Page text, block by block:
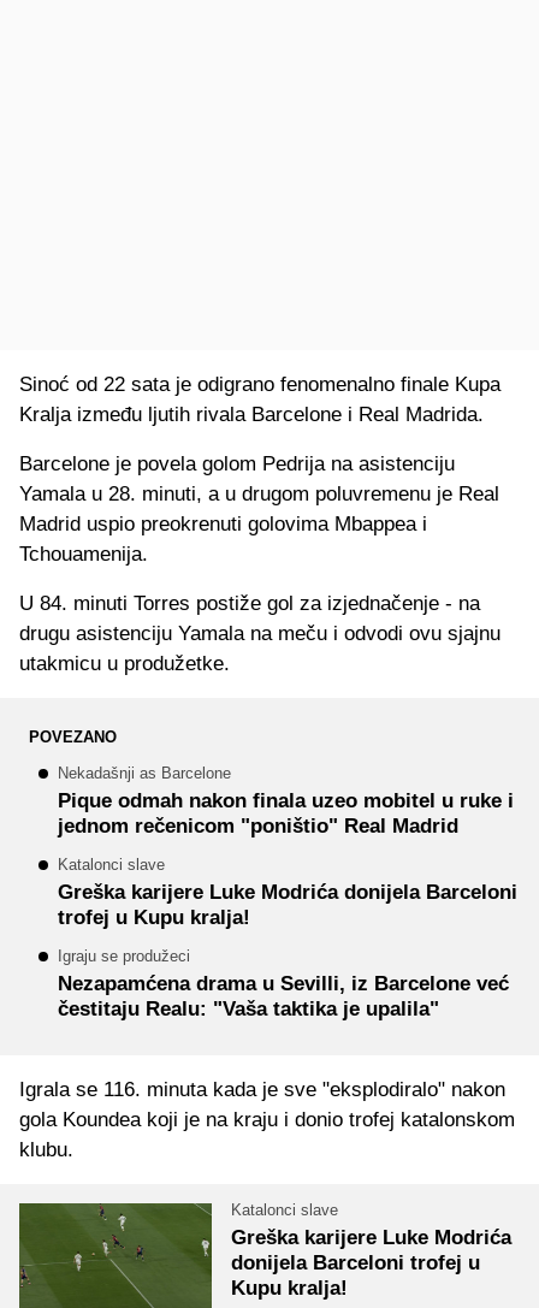
Sinoć od 22 sata je odigrano fenomenalno finale Kupa
Kralja između ljutih rivala Barcelone i Real Madrida.
Barcelone je povela golom Pedrija na asistenciju
Yamala u 28. minuti, a u drugom poluvremenu je Real
Madrid uspio preokrenuti golovima Mbappea i
Tchouamenija.
U 84. minuti Torres postiže gol za izjednačenje - na
drugu asistenciju Yamala na meču i odvodi ovu sjajnu
utakmicu u produžetke.
POVEZANO
Nekadašnji as Barcelone
Pique odmah nakon finala uzeo mobitel u ruke i
jednom rečenicom "poništio" Real Madrid
Katalonci slave
Greška karijere Luke Modrića donijela Barceloni
trofej u Kupu kralja!
Igraju se produžeci
Nezapamćena drama u Sevilli, iz Barcelone već
čestitaju Realu: "Vaša taktika je upalila"
Igrala se 116. minuta kada je sve "eksplodiralo" nakon
gola Koundea koji je na kraju i donio trofej katalonskom
klubu.
Katalonci slave
Greška karijere Luke Modrića
donijela Barceloni trofej u
Kupu kralja!